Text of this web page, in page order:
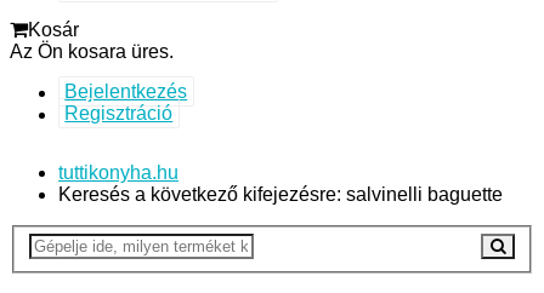
Kosár
Az Ön kosara üres.
Bejelentkezés
Regisztráció
tuttikonyha.hu
Keresés a következő kifejezésre: salvinelli baguette